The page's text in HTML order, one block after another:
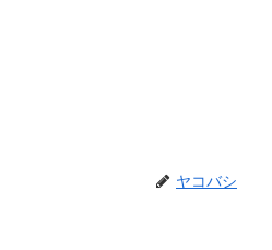
ヤコバシ